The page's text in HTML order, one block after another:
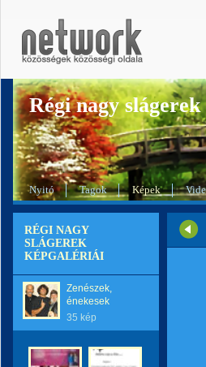
Régi nagy slágerek
Nyitó Tagok Képek
RÉGI NAGY
SLÁGEREK
KÉPGALÉRIÁI
Zenészek,
énekesek
35 kép